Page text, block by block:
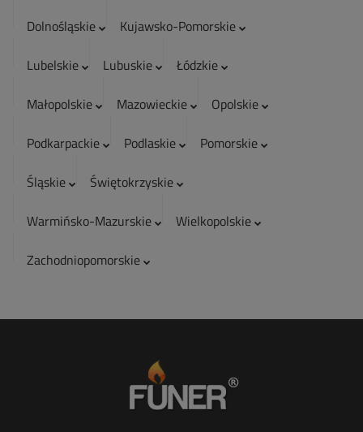
Dolnośląskie
Kujawsko-Pomorskie
Lubelskie
Lubuskie
Łódzkie
Małopolskie
Mazowieckie
Opolskie
Podkarpackie
Podlaskie
Pomorskie
Śląskie
Świętokrzyskie
Warmińsko-Mazurskie
Wielkopolskie
Zachodniopomorskie